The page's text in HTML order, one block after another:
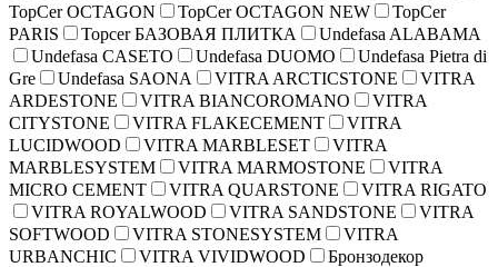
TopCer OCTAGON
TopCer OCTAGON NEW
TopCer
PARIS
Topcer БAЗОВАЯ ПЛИТКА
Undefasa ALABAMA
Undefasa CASETO
Undefasa DUOMO
Undefasa Pietra di
Gre
Undefasa SAONA VITRA ARCTICSTONE
VITRA
ARDESTONE
VITRA BIANCOROMANO
VITRA
CITYSTONE
VITRA FLAKECEMENT
VITRA
LUCIDWOOD
VITRA MARBLESET
VITRA
MARBLESYSTEM
VITRA MARMOSTONE
VITRA
MICRO CEMENT
VITRA QUARSTONE
VITRA RIGATO
VITRA ROYALWOOD
VITRA SANDSTONE
VITRA
SOFTWOOD
VITRA STONESYSTEM
VITRA
URBANCHIC
VITRA VIVIDWOOD
Бронзодекор